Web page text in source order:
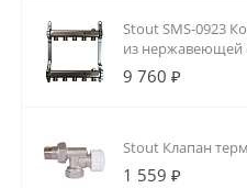
Stout SMS-0923
из нержавеющей
разводки
9 760 ₽
Stout Клапан
1 559 ₽